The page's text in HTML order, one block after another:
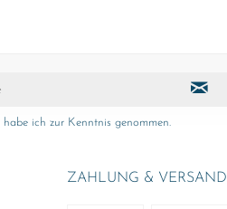
habe ich zur Kenntnis genommen.
ZAHLUNG & VERSAND